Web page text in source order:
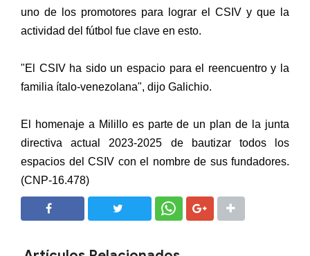
uno de los promotores para lograr el CSIV y que la
actividad del fútbol fue clave en esto.
"El CSIV ha sido un espacio para el reencuentro y la
familia ítalo-venezolana", dijo Galichio.
El homenaje a Milillo es parte de un plan de la junta
directiva actual 2023-2025 de bautizar todos los
espacios del CSIV con el nombre de sus fundadores.
(CNP-16.478)